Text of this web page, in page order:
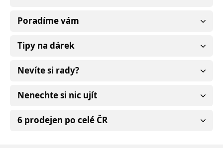
Poradíme vám
Tipy na dárek
Nevíte si rady?
Nenechte si nic ujít
6 prodejen po celé ČR